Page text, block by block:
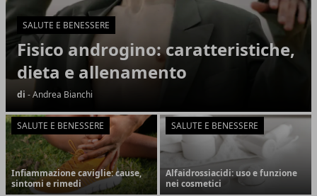
SALUTE E BENESSERE
Fisico androgino: caratteristiche,
dieta e allenamento
di - Andrea Bianchi
SALUTE E BENESSERE
Infiammazione caviglie: cause,
sintomi e rimedi
SALUTE E BENESSERE
Alfaidrossiacidi: uso e funzione
nei cosmetici